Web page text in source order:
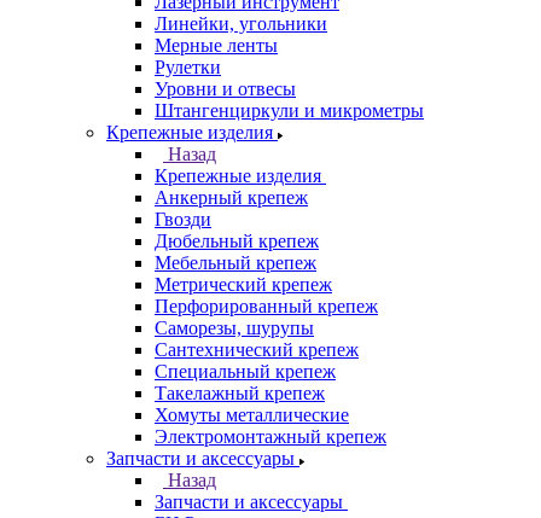
Линейки, угольники
Мерные ленты
Рулетки
Уровни и отвесы
Штангенциркули и микрометры
Крепежные изделия
Назад
Крепежные изделия
Анкерный крепеж
Гвозди
Дюбельный крепеж
Мебельный крепеж
Метрический крепеж
Перфорированный крепеж
Саморезы, шурупы
Сантехнический крепеж
Специальный крепеж
Такелажный крепеж
Хомуты металлические
Электромонтажный крепеж
Запчасти и аксессуары
Назад
Запчасти и аксессуары